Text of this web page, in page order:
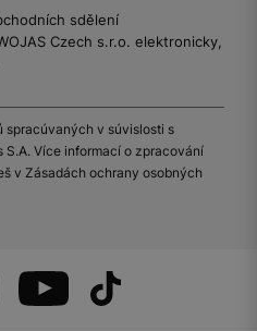
sdělení
Czech s.r.o. elektronicky,
spracúvaných v súvislosti s
S.A. Více informací o zpracování
v Zásadách ochrany osobných